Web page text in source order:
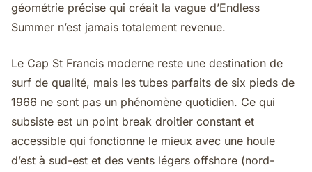
géométrie précise qui créait la vague d’Endless
Summer n’est jamais totalement revenue.
Le Cap St Francis moderne reste une destination de
surf de qualité, mais les tubes parfaits de six pieds de
1966 ne sont pas un phénomène quotidien. Ce qui
subsiste est un point break droitier constant et
accessible qui fonctionne le mieux avec une houle
d’est à sud-est et des vents légers offshore (nord-